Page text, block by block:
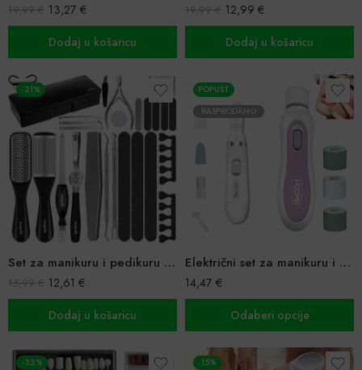
19,99€ 13,27 €
Dodaj u košaricu
19,99€ 12,99 €
Dodaj u košaricu
-21%
Set za manikuru i pedikuru – 30 dijelova
15,99€ 12,61 €
Dodaj u košaricu
POPUST
RASPRODANO
Električni set za manikuru i pedikuru
14,47 €
Odaberi opcije
-32% -15%